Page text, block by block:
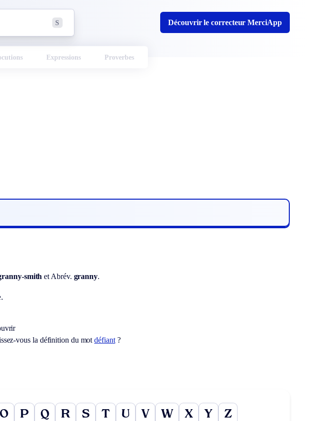
S Découvrir le correcteur MerciApp
Expressions Proverbes
smith et Abrév. granny.
vous la définition du motdéfiant?
O P Q R S T U V W X Y Z